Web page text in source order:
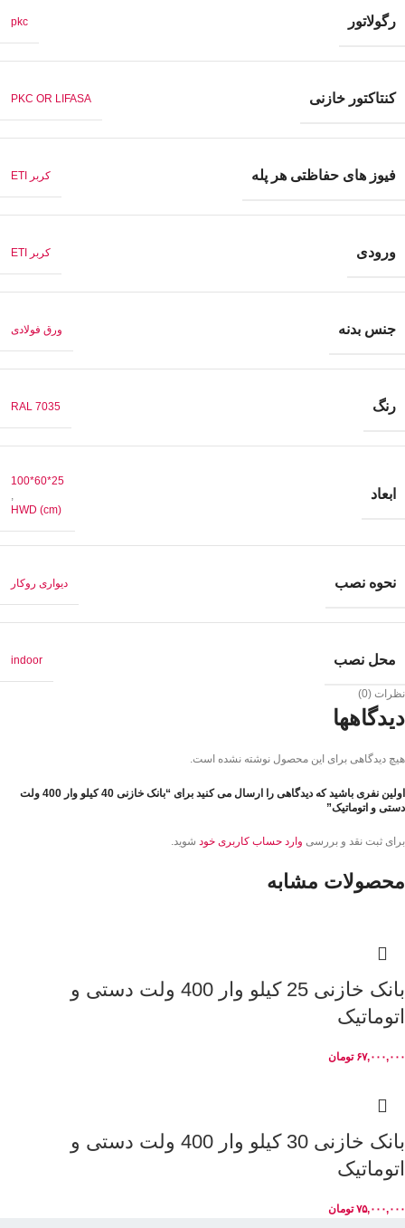
رگولاتور pkc
کنتاکتور خازنی PKC OR LIFASA
فیوز های حفاظتی هر پله کربر ETI
ورودی کربر ETI
جنس بدنه ورق فولادی
رنگ RAL 7035
ابعاد
25*60*100
HWD (cm)
نحوه نصب دیواری روکار
محل نصب indoor
نظرات (0)
دیدگاهها
هیچ دیدگاهی برای این محصول نوشته نشده است.
اولین نفری باشید که دیدگاهی را ارسال می کنید برای “بانک خازنی 40 کیلو وار 400 ولت
دستی و اتوماتیک”
برای ثبت نقد و بررسی وارد حساب کاربری خود شوید.
محصولات مشابه
بانک خازنی 25 کیلو وار 400 ولت دستی و
اتوماتیک
۶۷,۰۰۰,۰۰۰ تومان
بانک خازنی 30 کیلو وار 400 ولت دستی و
اتوماتیک
۷۵,۰۰۰,۰۰۰ تومان